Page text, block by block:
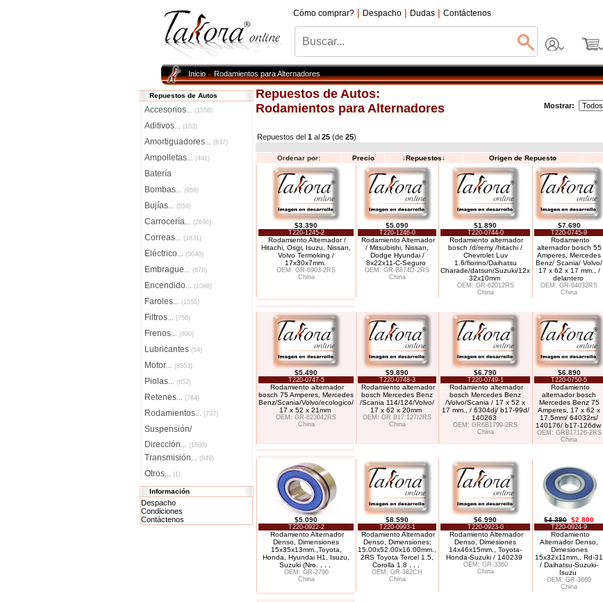
Cómo comprar? | Despacho | Dudas | Contáctenos
Inicio»Rodamientos para Alternadores
Repuestos de Autos
Accesorios... (1556)
Aditivos... (103)
Amortiguadores... (837)
Ampolletas... (441)
Batería
Bombas... (958)
Bujías... (559)
Carrocería... (2696)
Correas... (1831)
Eléctrico... (5040)
Embrague... (678)
Encendido... (1086)
Faroles... (1555)
Filtros... (756)
Frenos... (890)
Lubricantes (54)
Motor... (8553)
Piolas... (652)
Retenes... (764)
Rodamientos... (737)
Suspensión/
Dirección... (1699)
Transmisión... (849)
Otros... (1)
Información
Despacho
Condiciones
Contáctenos
Repuestos de Autos:
Rodamientos para Alternadores
Mostrar:
Repuestos del 1 al 25 (de 25)
Ordenar por: Precio ↓Repuestos↓ Origen de Repuesto
$3.390
T220-1245-2
Rodamiento Alternador /
Hitachi, Osgr, Isuzu, Nissan,
Volvo Termoking /
17x30x7mm.
OEM: GR-6903-2RS
China
$5.090
T220-1246-0
Rodamiento Alternador
/ Mitsubishi, Nissan,
Dodge Hyundai /
8x22x11-C-Seguro
OEM: GR-B874D-2RS
China
$1.890
T220-0744-0
Rodamiento alternador
bosch /d/remy /hitachi /
Chevrolet Luv
1.6/fiorino/Daihatsu
Charade/datsun/Suzuki/12x
32x10mm
OEM: GR-62012RS
China
$7.690
T220-0745-9
Rodamiento
alternador bosch 55
Amperes, Mercedes
Benz/ Scania/ Volvo/
17 x 62 x 17 mm., /
delantero
OEM: GR-64032RS
China
$5.490
T220-0747-5
Rodamiento alternador
bosch 75 Amperes, Mercedes
Benz/Scania/Volvo/ecologico/
17 x 52 x 21mm
OEM: GR-623042RS
China
$9.890
T220-0748-3
Rodamiento alternador
bosch Mercedes Benz
/Scania 114/124/Volvo/
17 x 62 x 20mm
OEM: GR B17 127/2RS
China
$6.790
T220-0749-1
Rodamiento alternador
bosch Mercedes Benz
/Volvo/Scania / 17 x 52 x
17 mm., / 6304dj/ b17-99d/
140263
OEM: GR6B1799-2RS
China
$6.890
T220-0750-5
Rodamiento
alternador bosch
Mercedes Benz 75
Amperes, 17 x 62 x
17.5mm/ 64032rs/
140176/ b17-126dw
OEM: GRB17126-2RS
China
$5.090
T220-0922-2
Rodamiento Alternador
Denso, Dimensiones
15x35x13mm.,Toyota,
Honda, Hyundai H1, Isuzu,
Suzuki (Nro.
OEM: GR-2790
China
$8.590
T220-0993-1
Rodamiento Alternador
Denso, Dimensiones:
15.00x52.00x16.00mm.,
2RS Toyota Tercel 1.5,
Corolla 1.8
OEM: GR-382CH
China
$6.990
T220-0923-0
Rodamiento Alternador
Denso, Dimesiones
14x46x15mm., Toyota-
Honda-Suzuki / 140239
OEM: GR-3360
China
$4.390 $2.800
T220-0924-9
Rodamiento
Alternador Denso,
Dimesiones
15x32x11mm., Rd-31
/ Daihatsu-Suzuki-
Isuzu
OEM: GR-3660
China